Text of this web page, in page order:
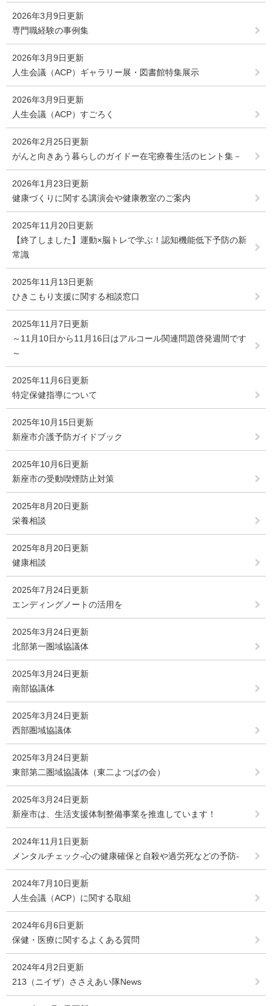
2026年3月9日更新
専門職経験の事例集
2026年3月9日更新
人生会議（ACP）ギャラリー展・図書館特集展示
2026年3月9日更新
人生会議（ACP）すごろく
2026年2月25日更新
がんと向きあう暮らしのガイドー在宅療養生活のヒント集－
2026年1月23日更新
健康づくりに関する講演会や健康教室のご案内
2025年11月20日更新
【終了しました】運動×脳トレで学ぶ！認知機能低下予防の新
常識
2025年11月13日更新
ひきこもり支援に関する相談窓口
2025年11月7日更新
～11月10日から11月16日はアルコール関連問題啓発週間です
～
2025年11月6日更新
特定保健指導について
2025年10月15日更新
新座市介護予防ガイドブック
2025年10月6日更新
新座市の受動喫煙防止対策
2025年8月20日更新
栄養相談
2025年8月20日更新
健康相談
2025年7月24日更新
エンディングノートの活用を
2025年3月24日更新
北部第一圏域協議体
2025年3月24日更新
南部協議体
2025年3月24日更新
西部圏域協議体
2025年3月24日更新
東部第二圏域協議体（東二よつばの会）
2025年3月24日更新
新座市は、生活支援体制整備事業を推進しています！
2024年11月1日更新
メンタルチェック-心の健康確保と自殺や過労死などの予防-
2024年7月10日更新
人生会議（ACP）に関する取組
2024年6月6日更新
保健・医療に関するよくある質問
2024年4月2日更新
213（ニイザ）ささえあい隊News